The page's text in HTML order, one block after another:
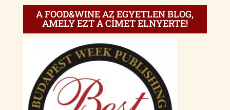
A FOOD&WINE AZ EGYETLEN BLOG,
AMELY EZT A CÍMET ELNYERTE!